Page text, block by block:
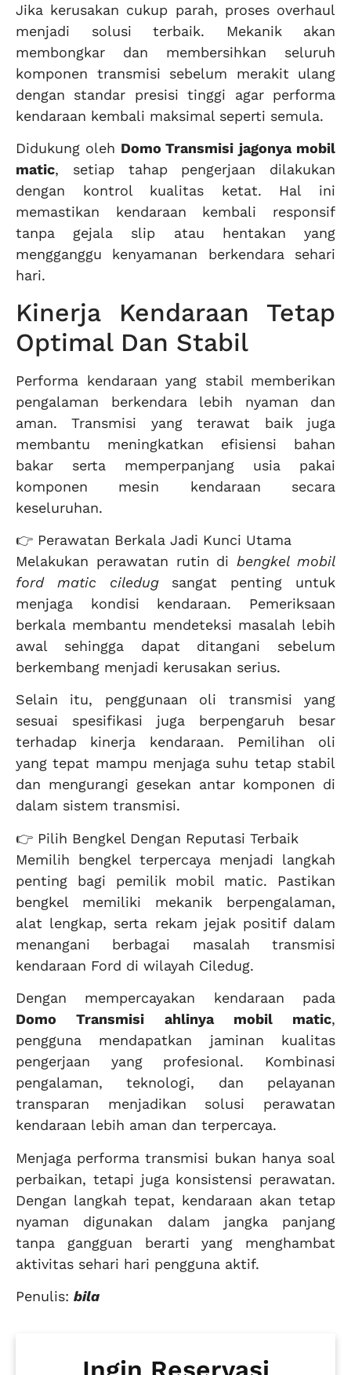
Jika kerusakan cukup parah, proses overhaul
menjadi solusi terbaik. Mekanik akan
membongkar dan membersihkan seluruh
komponen transmisi sebelum merakit ulang
dengan standar presisi tinggi agar performa
kendaraan kembali maksimal seperti semula.
Didukung oleh Domo Transmisi jagonya mobil
matic, setiap tahap pengerjaan dilakukan
dengan kontrol kualitas ketat. Hal ini
memastikan kendaraan kembali responsif
tanpa gejala slip atau hentakan yang
mengganggu kenyamanan berkendara sehari
hari.
Kinerja Kendaraan Tetap
Optimal Dan Stabil
Performa kendaraan yang stabil memberikan
pengalaman berkendara lebih nyaman dan
aman. Transmisi yang terawat baik juga
membantu meningkatkan efisiensi bahan
bakar serta memperpanjang usia pakai
komponen mesin kendaraan secara
keseluruhan.
👉 Perawatan Berkala Jadi Kunci Utama
Melakukan perawatan rutin di bengkel mobil
ford matic ciledugsangat penting untuk
menjaga kondisi kendaraan. Pemeriksaan
berkala membantu mendeteksi masalah lebih
awal sehingga dapat ditangani sebelum
berkembang menjadi kerusakan serius.
Selain itu, penggunaan oli transmisi yang
sesuai spesifikasi juga berpengaruh besar
terhadap kinerja kendaraan. Pemilihan oli
yang tepat mampu menjaga suhu tetap stabil
dan mengurangi gesekan antar komponen di
dalam sistem transmisi.
👉 Pilih Bengkel Dengan Reputasi Terbaik
Memilih bengkel terpercaya menjadi langkah
penting bagi pemilik mobil matic. Pastikan
bengkel memiliki mekanik berpengalaman,
alat lengkap, serta rekam jejak positif dalam
menangani berbagai masalah transmisi
kendaraan Ford di wilayah Ciledug.
Dengan mempercayakan kendaraan pada
Domo Transmisi
ahlinya mobil matic,
pengguna mendapatkan jaminan kualitas
pengerjaan yang profesional. Kombinasi
pengalaman, teknologi, dan pelayanan
transparan menjadikan solusi perawatan
kendaraan lebih aman dan terpercaya.
Menjaga performa transmisi bukan hanya soal
perbaikan, tetapi juga konsistensi perawatan.
Dengan langkah tepat, kendaraan akan tetap
nyaman digunakan dalam jangka panjang
tanpa gangguan berarti yang menghambat
aktivitas sehari hari pengguna aktif.
Penulis: bila